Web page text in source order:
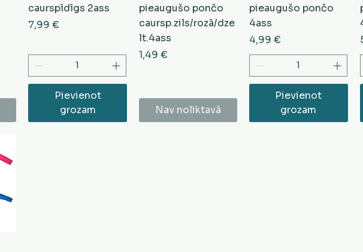
caurspīdīgs 2ass
Cena
7,99 €
Pievienot
grozam
pieaugušo pončo
caursp.zils/rozā/dze
lt.4ass
Cena
1,49 €
Nav noliktavā
pieaugušo pončo
4ass
Cena
4,99 €
Pievienot
grozam